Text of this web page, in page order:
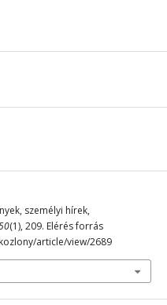
személyi hírek,
(1), 209. Elérés forrás
article/view/2689